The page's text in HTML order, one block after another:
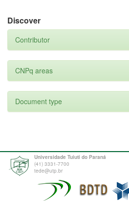
Discover
Contributor
CNPq areas
Document type
Universidade Tuiuti do Paraná
(41) 3331-7700
tede@utp.br